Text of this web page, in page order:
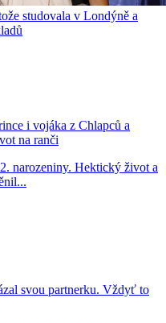
studovala v Londýně a
i vojáka z Chlapců a
na ranči
narozeniny. Hektický život a
svou partnerku. Vždyť to